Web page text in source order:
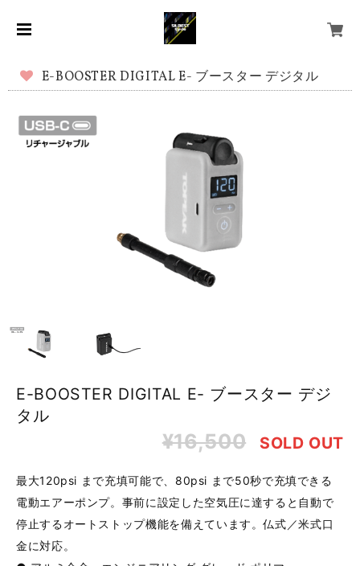
E-BOOSTER DIGITAL E- ブースター デジタル
E-BOOSTER DIGITAL E- ブースター デジ
タル
¥16,500 SOLD OUT
最大120psi まで充填可能で、80psi まで50秒で充填できる
電動エアーポンプ。事前に設定した空気圧に達すると自動で
停止するオートストップ機能を備えています。仏式／米式口
金に対応。